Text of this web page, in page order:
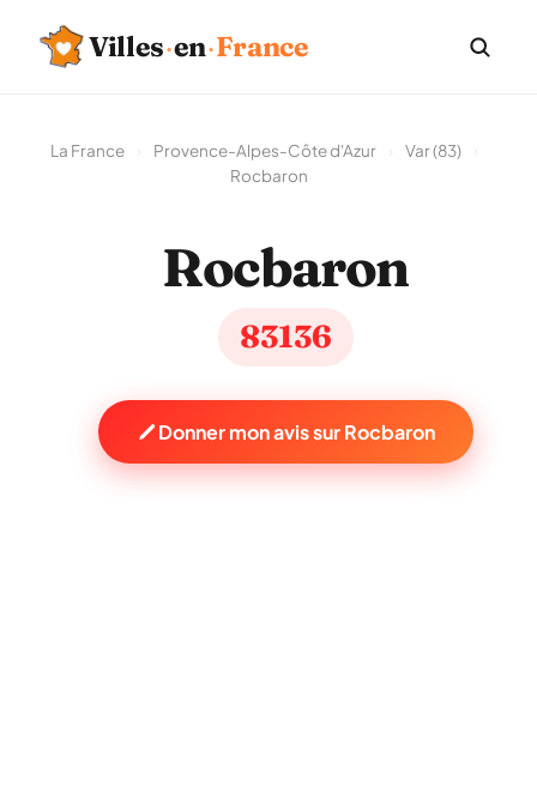
Villes·en·France
La France Provence-Alpes-Côte d'Azur Var (83)
Rocbaron
Rocbaron
83136
Donner mon avis sur Rocbaron